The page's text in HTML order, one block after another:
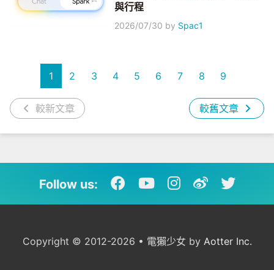
與行程
2026/07/30 by Spac1
較新文章
1 2 3 4 5 6 7 8 9
較舊文章
Follow us:
Copyright © 2012-2026 • 電獺少女 by Aotter Inc.